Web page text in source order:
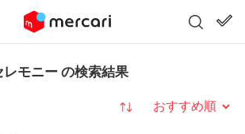
モニー の検索結果
並び替え